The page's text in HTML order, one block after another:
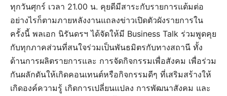
ทุกวันศุกร์ เวลา 21.00 น. คุยดีมีสาระกับรายการแต้มต่อ
อย่างไรก็ตามภายหลังงานแถลงข่าวเปิดตัวผังรายการใน
ครั้งนี้ พลเอก นิรันดรฯ ได้จัดให้มี Business Talk ร่วมพูดคุย
กับทุกภาคส่วนที่สนใจร่วมเป็นพันธมิตรกับทางสถานี ทั้ง
ด้านการผลิตรายการและ การจัดกิจกรรมเพื่อสังคม เพื่อร่วม
กันผลักดันให้เกิดคอนเทนต์หรือกิจกรรมดีๆ ที่เสริมสร้างให้
เกิดองค์ความรู้ เกิดการเปลี่ยนแปลง การพัฒนาสังคม และ